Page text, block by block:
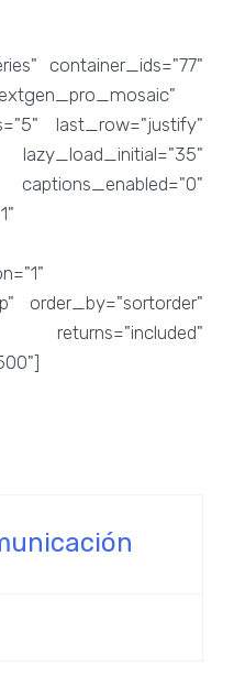
container_ids="77"
last_row="justify"
order_by="sortorder"
returns="included"